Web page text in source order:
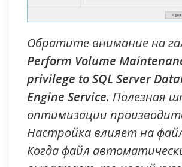
Обратите внимание на
Perform Volume
privilege to SQL Server
Engine Service. Полезная
оптимизации
Настройка влияет на
Когда файл